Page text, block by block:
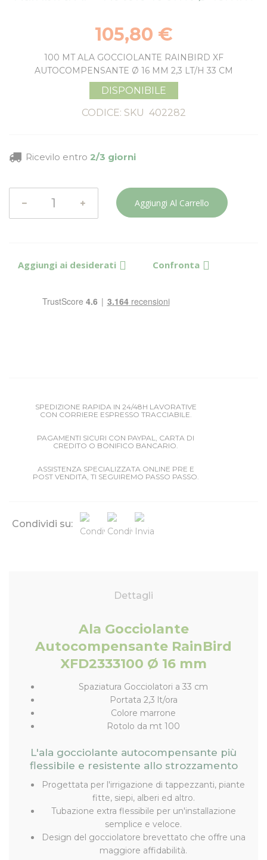
105,80 €
100 MT ALA GOCCIOLANTE RAINBIRD XF
AUTOCOMPENSANTE Ø 16 MM 2,3 LT/H 33 CM
DISPONIBILE
CODICE: SKU 402282
Ricevilo entro 2/3 giorni
Aggiungi Al Carrello
Aggiungi ai desiderati Confronta
SPEDIZIONE RAPIDA IN 24/48H LAVORATIVE
CON CORRIERE ESPRESSO TRACCIABILE.
PAGAMENTI SICURI CON PAYPAL, CARTA DI
CREDITO O BONIFICO BANCARIO.
ASSISTENZA SPECIALIZZATA ONLINE PRE E
POST VENDITA, TI SEGUIREMO PASSO PASSO.
Condividi su:
Dettagli
Ala Gocciolante
Autocompensante RainBird
XFD2333100 Ø 16 mm
Spaziatura Gocciolatori a 33 cm
Portata 2,3 lt/ora
Colore marrone
Rotolo da mt 100
L'ala gocciolante autocompensante più
flessibile e resistente allo strozzamento
Progettata per l'irrigazione di tappezzanti, piante
fitte, siepi, alberi ed altro.
Tubazione extra flessibile per un'installazione
semplice e veloce.
Design del gocciolatore brevettato che offre una
maggiore affidabilità.